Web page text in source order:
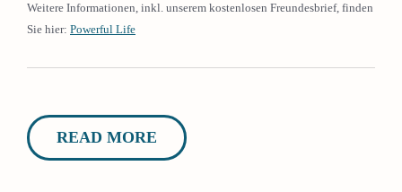
Weitere Informationen, inkl. unserem kostenlosen Freundesbrief, finden
Sie hier: Powerful Life
READ MORE